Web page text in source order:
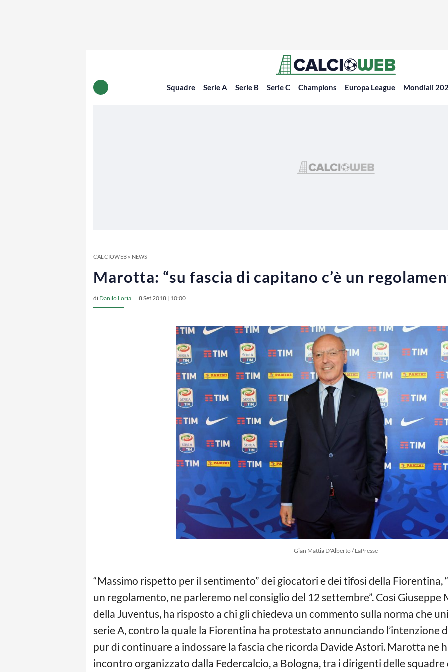
Squadre Serie A Serie B Serie C Champions Europa League Mondiali
CALCIOWEB» NEWS
Marotta: “su fascia di capitano c’è un
di Danilo Loria 8 Set 2018 | 10:00
Gian Mattia D'Alberto / LaPresse
“Massimo rispetto per il sentimento” dei giocatori e dei tifosi della Fiorentina,
un regolamento, ne parleremo nel consiglio del 12 settembre”. Così
della Juventus, ha risposto a chi gli chiedeva un commento sulla norma che
serie A, contro la quale la Fiorentina ha protestato annunciando l’intenzione
pur di continuare a indossare la fascia che ricorda Davide Astori. Marotta ne
incontro organizzato dalla Federcalcio, a Bologna, tra i dirigenti delle squadre